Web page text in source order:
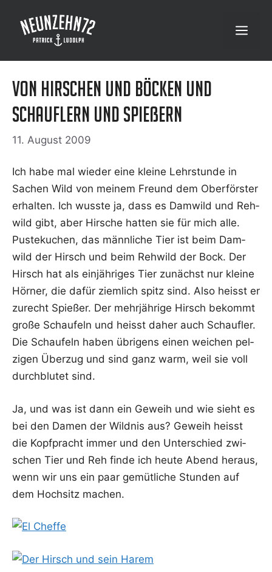
Inhalt
springen
Menü
Von Hirschen und Böcken und
Schauflern und Spießern
11. August 2009
Ich habe mal wie­der eine klei­ne Lehr­stun­de in
Sachen Wild von mei­nem Freund dem Ober­förs­ter
erhal­ten. Ich wuss­te ja, dass es Dam­wild und Reh­
wild gibt, aber Hir­sche hat­ten sie für mich alle.
Pus­te­ku­chen, das männ­li­che Tier ist beim Dam­
wild der Hirsch und beim Reh­wild der Bock. Der
Hirsch hat als ein­jäh­ri­ges Tier zunächst nur klei­ne
Hör­ner, die dafür ziem­lich spitz sind. Also heisst er
zurecht Spie­ßer. Der mehr­jäh­ri­ge Hirsch bekommt
gro­ße Schau­feln und heisst daher auch Schauf­ler.
Die Schau­feln haben übri­gens einen wei­chen pel­
zi­gen Über­zug und sind ganz warm, weil sie voll
durch­blu­tet sind.
Ja, und was ist dann ein Geweih und wie sieht es
bei den Damen der Wild­nis aus? Geweih heisst
die Kopf­pracht immer und den Unter­schied zwi­
schen Tier und Reh fin­de ich heu­te Abend her­aus,
wenn wir uns ein paar gemüt­li­che Stun­den auf
dem Hoch­sitz machen.